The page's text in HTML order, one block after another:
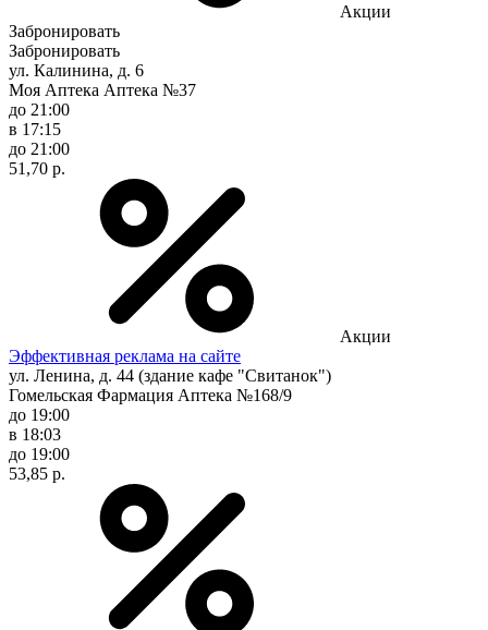
Акции
Забронировать
Забронировать
ул. Калинина, д. 6
Моя Аптека Аптека №37
до 21:00
в 17:15
до 21:00
51,70 р.
Акции
Эффективная реклама на сайте
ул. Ленина, д. 44 (здание кафе "Свитанок")
Гомельская Фармация Аптека №168/9
до 19:00
в 18:03
до 19:00
53,85 р.